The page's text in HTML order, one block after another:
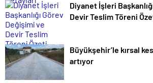
Diyanet İşleri
Devir Teslim Töreni
Büyükşehir’le kırsal
artıyor